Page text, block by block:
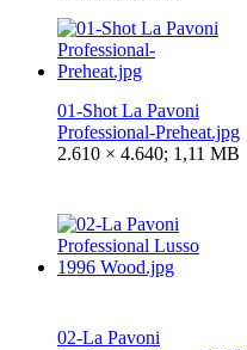
01-Shot La Pavoni
Professional-Preheat.jpg
2.610 × 4.640; 1,11 MB
02-La Pavoni